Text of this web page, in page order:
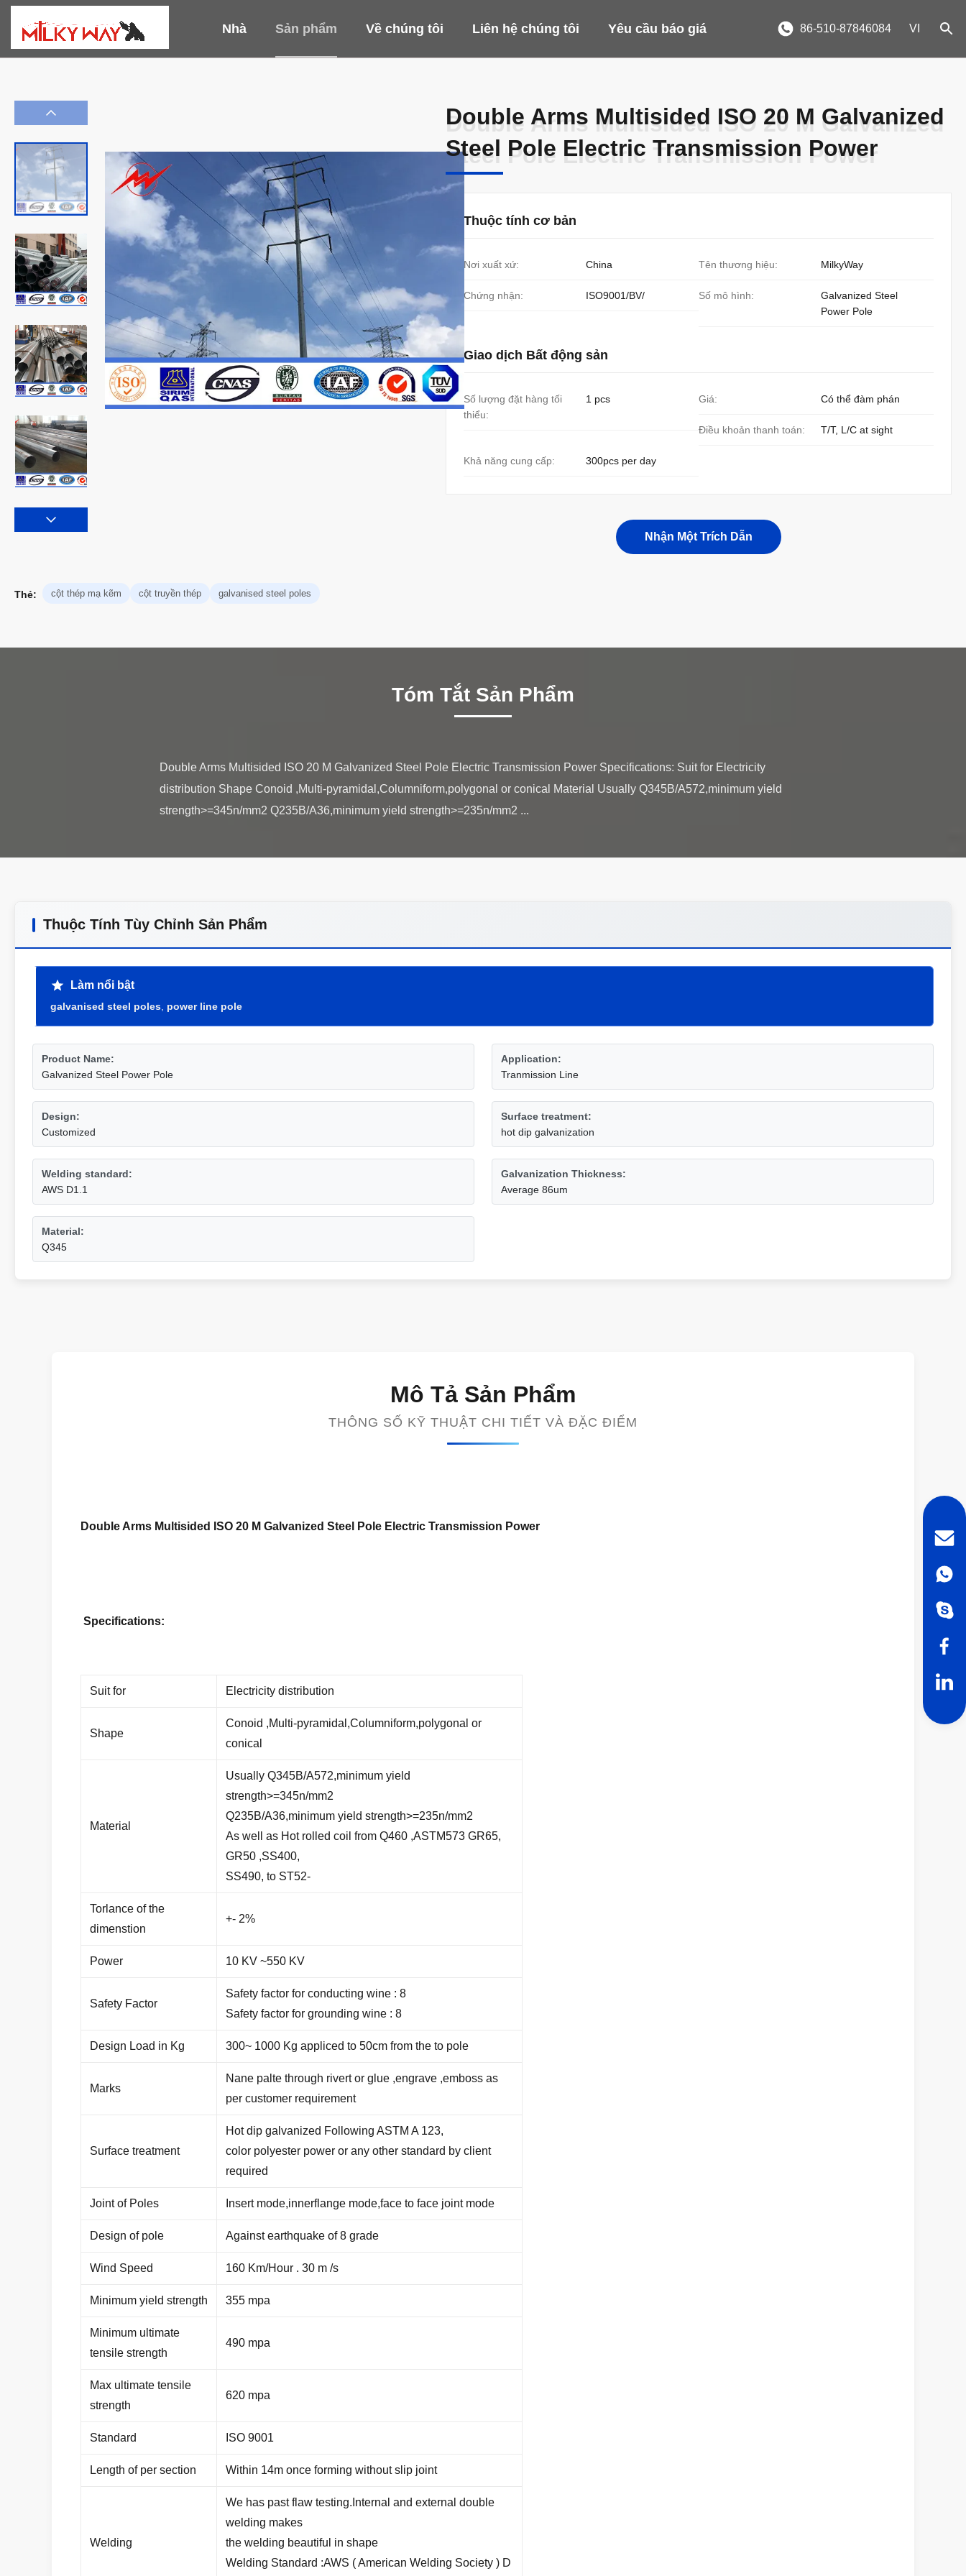
Nhà Sản phẩm Về chúng tôi Liên hệ chúng tôi Yêu cầu báo giá 86-510-87846084 VI
Double Arms Multisided ISO 20 M Galvanized
Steel Pole Electric Transmission Power
Double Arms Multisided ISO 20 M Galvanized
Steel Pole Electric Transmission Power
Thuộc tính cơ bản
Nơi xuất xứ: China Tên thương hiệu: MilkyWay
Chứng nhận: ISO9001/BV/ Số mô hình:
Galvanized Steel
Power Pole
Giao dịch Bất động sản
Số lượng đặt hàng tối
thiểu:
1 pcs Giá: Có thể đàm phán
Điều khoản thanh toán: T/T, L/C at sight
Khả năng cung cấp: 300pcs per day
Nhận Một Trích Dẫn
Thẻ: cột thép mạ kẽm cột truyền thép galvanised steel poles
Tóm Tắt Sản Phẩm
Double Arms Multisided ISO 20 M Galvanized Steel Pole Electric Transmission Power Specifications: Suit for Electricity
distribution Shape Conoid ,Multi-pyramidal,Columniform,polygonal or conical Material Usually Q345B/A572,minimum yield
Thuộc Tính Tùy Chỉnh Sản Phẩm
Làm nổi bật
galvanised steel poles power line pole
Product Name:
Galvanized Steel Power Pole
Application:
Tranmission Line
Design:
Customized
Surface treatment:
hot dip galvanization
Welding standard:
AWS D1.1
Galvanization Thickness:
Average 86um
Material:
Q345
Mô Tả Sản Phẩm
THÔNG SỐ KỸ THUẬT CHI TIẾT VÀ ĐẶC ĐIỂM
Double Arms Multisided ISO 20 M Galvanized Steel Pole Electric Transmission Power
Specifications:
Suit for Electricity distribution
Shape
Conoid ,Multi-pyramidal,Columniform,polygonal or
conical
Material
Usually Q345B/A572,minimum yield
strength>=345n/mm2
Q235B/A36,minimum yield strength>=235n/mm2
As well as Hot rolled coil from Q460 ,ASTM573 GR65,
GR50 ,SS400,
SS490, to ST52-
Torlance of the
dimenstion
+- 2%
Power 10 KV ~550 KV
Safety Factor
Safety factor for conducting wine : 8
Safety factor for grounding wine : 8
Design Load in Kg 300~ 1000 Kg appliced to 50cm from the to pole
Marks
Nane palte through rivert or glue ,engrave ,emboss as
per customer requirement
Surface treatment
Hot dip galvanized Following ASTM A 123,
color polyester power or any other standard by client
required
Joint of Poles Insert mode,innerflange mode,face to face joint mode
Design of pole Against earthquake of 8 grade
Wind Speed 160 Km/Hour . 30 m /s
Minimum yield strength 355 mpa
Minimum ultimate
tensile strength
490 mpa
Max ultimate tensile
strength
620 mpa
Standard ISO 9001
Length of per section Within 14m once forming without slip joint
Welding
We has past flaw testing.Internal and external double
welding makes
the welding beautiful in shape
Welding Standard :AWS ( American Welding Society ) D